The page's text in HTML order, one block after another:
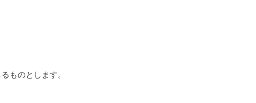
ものとします。